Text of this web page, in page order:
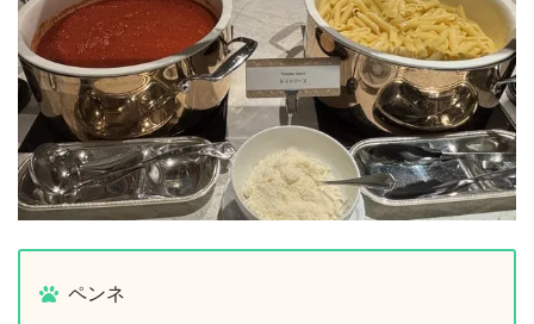
ペンネ